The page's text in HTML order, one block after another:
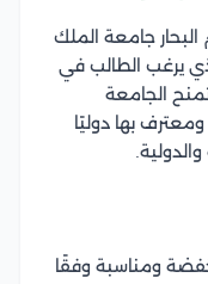
جامعة الملك
يرغب الطالب في
الجامعة
بها دوليًا
ومناسبة وفقًا